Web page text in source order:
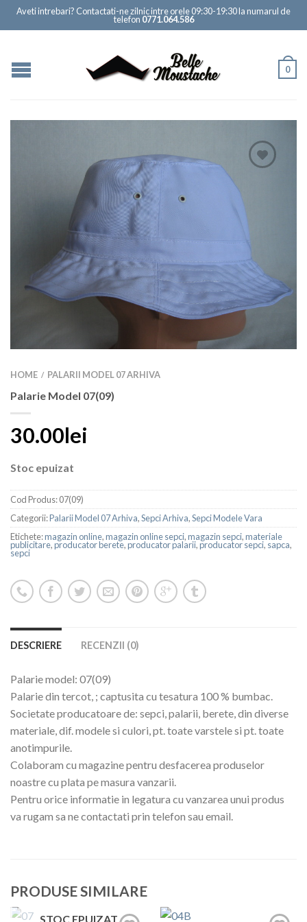
Aveti intrebari? Contactati-ne zilnic intre orele 09:30-19:30 la numarul de
telefon 0771.064.586
0
HOME / PALARII MODEL 07 ARHIVA
Palarie Model 07(09)
30.00lei
Stoc epuizat
Cod Produs:07(09)
Categorii:Palarii Model 07 Arhiva,Sepci Arhiva,Sepci Modele Vara
Etichete:magazin online,magazin online sepci,magazin sepci,materiale
publicitare,producator berete,producator palarii,producator sepci, sapca,
sepci
DESCRIERE RECENZII (0)
Palarie model: 07(09)
Palarie din tercot, ; captusita cu tesatura 100 % bumbac.
Societate producatoare de: sepci, palarii, berete, din diverse
materiale, dif. modele si culori, pt. toate varstele si pt. toate
anotimpurile.
Colaboram cu magazine pentru desfacerea produselor
noastre cu plata pe masura vanzarii.
Pentru orice informatie in legatura cu vanzarea unui produs
va rugam sa ne contactati prin telefon sau email.
PRODUSE SIMILARE
STOC EPUIZAT